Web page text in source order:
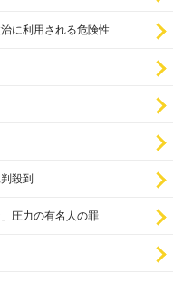
に利用される危険性
殺到
圧力の有名人の罪